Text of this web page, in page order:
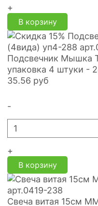
+
В корзину
Подсвечник Мышка
упаковка 4 штуки -
35.56 руб
-
+
В корзину
Свеча витая 15см